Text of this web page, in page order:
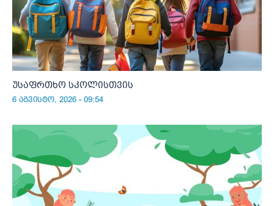
უსაფრთხო სკოლისთვის
6 აგვისტო, 2026 - 09:54